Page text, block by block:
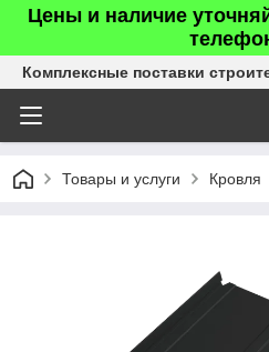
Цены и наличие
Комплексные поставки
Товары и услуги Кровля